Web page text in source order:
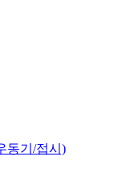
동기/접시)